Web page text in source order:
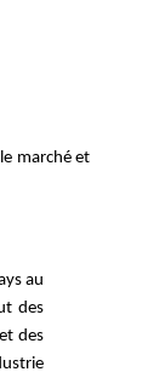
marché et
au
des
des